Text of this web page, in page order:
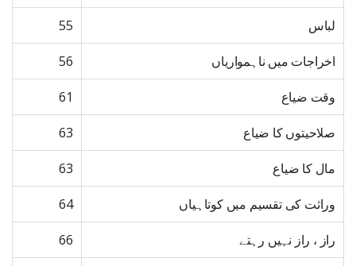
لباس 55
اخراجات میں ناہمواریاں 56
وقت ضیاع 61
صلاحیتوں کا ضیاع 63
مال کا ضیاع 63
وراثت کی تقسیم میں کوتاہیاں 64
راز ، راز نہیں رہتے 66